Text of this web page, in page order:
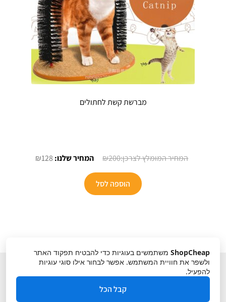
מברשת קשת לחתולים
₪200
המחיר
המקורי
היה:
₪200.
₪128
הוספה לסל
ShopCheap משתמשים בעוגיות כדי להבטיח תפקוד האתר
ולשפר את חוויית המשתמש. אפשר לבחור אילו סוגי עוגיות
להפעיל.
קבל הכל